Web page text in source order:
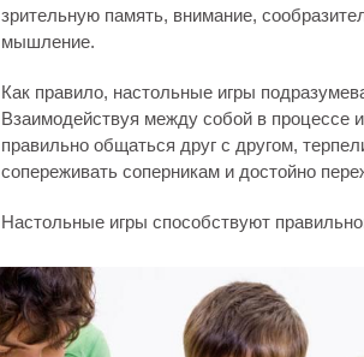
зрительную память, внимание,
мышление.
Как правило, настольные игры
Взаимодействуя между собой в процессе
правильно общаться друг с другом,
сопереживать соперникам и достойно
Настольные игры способствуют